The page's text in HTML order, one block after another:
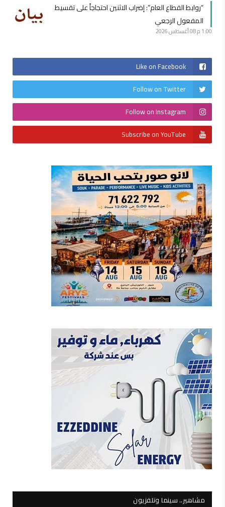
“روابط القطاع العام”: إضراب الاثنين احتجاجاً على تقسيط
المفعول الرجعي
1:00 م 08 أغسطس 2026
Like on Facebook
Follow on Twitter
Follow on Instagram
Subscribe on YouTube
مشاهير.. سينما وتلفزيون